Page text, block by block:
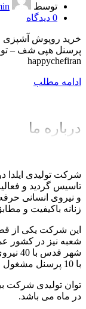
توسط
0 دیدگاه
خرید روپوش آشپزی
پرسنل هپی شف –
happychefiran
ادامه مطلب
درباره ما
تاسیس گردید و
و نیروی انسانی
زنانه باکیفیت و
این شرکت یکی از
شعبه نیز در کشور
شهر
با 10 پرسنل مشغول خدمات رسانی به مشتریان عزیز می باشد.
توان تولیدی شرکت
در ماه می باشد.